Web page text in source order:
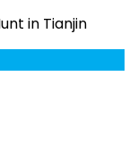
in Tianjin